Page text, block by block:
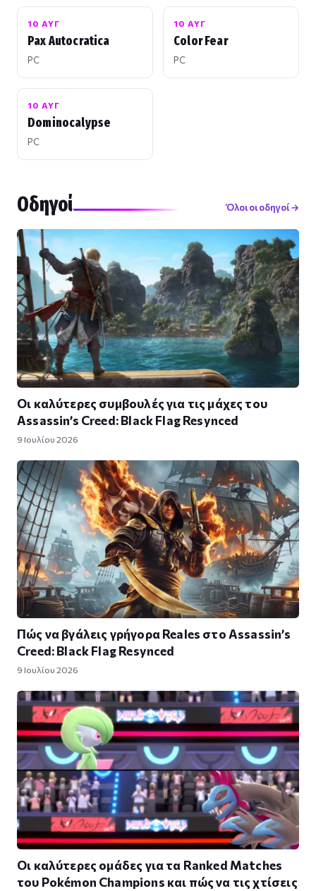
10 ΑΥΓ
Pax Autocratica
PC
10 ΑΥΓ
Color Fear
PC
10 ΑΥΓ
Dominocalypse
PC
Οδηγοί Όλοι οι οδηγοί →
Οι καλύτερες συμβουλές για τις μάχες του
Assassin’s Creed: Black Flag Resynced
9 Ιουλίου 2026
Πώς να βγάλεις γρήγορα Reales στο Assassin’s
Creed: Black Flag Resynced
9 Ιουλίου 2026
Οι καλύτερες ομάδες για τα Ranked Matches
του Pokémon Champions και πώς να τις χτίσεις